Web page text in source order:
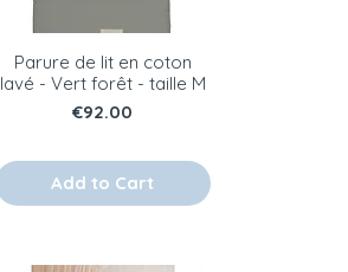
Parure de lit en coton
lavé - Vert forêt - taille M
Price
€92.00
Add to Cart